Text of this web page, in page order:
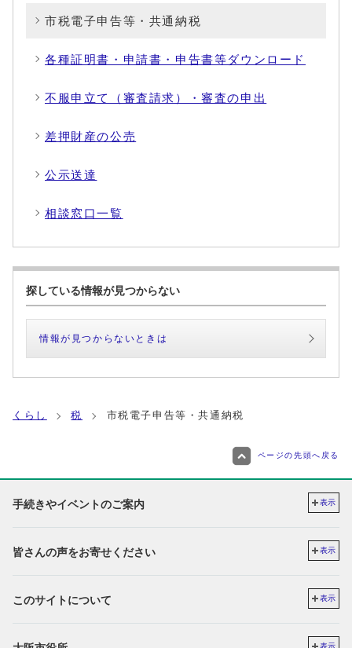
市税電子申告等・共通納税
各種証明書・申請書・申告書等ダウンロード
不服申立て（審査請求）・審査の申出
差押財産の公売
公示送達
相談窓口一覧
探している情報が見つからない
情報が見つからないときは
くらし 税 市税電子申告等・共通納税
ページの先頭へ戻る
手続きやイベントのご案内 表示
皆さんの声をお寄せください 表示
このサイトについて 表示
表示